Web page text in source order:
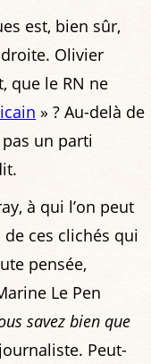
est, bien sûr,
droite. Olivier
que le RN ne
» ? Au-delà de
un parti
à qui l’on peut
ces clichés qui
pensée,
Le Pen
savez bien que
Peut-